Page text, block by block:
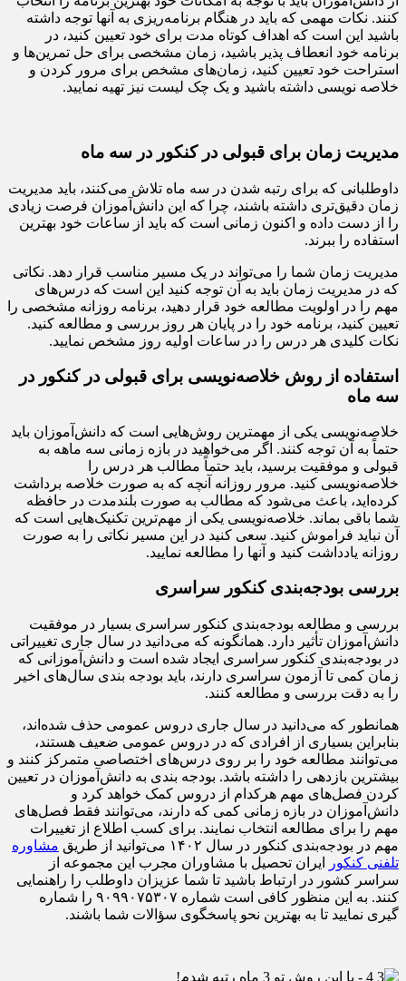
کنند. نکات مهمی که باید در هنگام برنامه‌ریزی به آنها توجه داشته
باشید این است که اهداف کوتاه مدت برای خود تعیین کنید، در
برنامه خود انعطاف پذیر باشید، زمان مشخصی برای حل تمرین‌ها و
استراحت خود تعیین کنید، زمان‌های مشخص برای مرور کردن و
خلاصه نویسی داشته باشید و یک چک لیست نیز تهیه نمایید.
مدیریت زمان برای قبولی در کنکور در سه ماه
داوطلبانی که برای رتبه شدن در سه ماه تلاش می‌کنند، باید مدیریت
زمان دقیق‌تری داشته باشند، چرا که این دانش‌آموزان فرصت زیادی
را از دست داده و اکنون زمانی است که باید از ساعات خود بهترین
استفاده را ببرند.
مدیریت زمان شما را می‌تواند در یک مسیر مناسب قرار دهد. نکاتی
که در مدیریت زمان باید به آن توجه کنید این است که درس‌های
مهم را در اولویت مطالعه خود قرار دهید، برنامه روزانه مشخصی را
تعیین کنید، برنامه خود را در پایان هر روز بررسی و مطالعه کنید.
نکات کلیدی هر درس را در ساعات اولیه روز مشخص نمایید.
استفاده از روش خلاصه‌نویسی برای قبولی در کنکور در
سه ماه
خلاصه‌نویسی یکی از مهمترین روش‌هایی است که دانش‌آموزان باید
حتماً به آن توجه کنند. اگر می‌خواهید در بازه زمانی سه ماهه به
قبولی و موفقیت برسید، باید حتماً مطالب هر درس را
خلاصه‌نویسی کنید. مرور روزانه آنچه که به صورت خلاصه برداشت
کرده‌اید، باعث می‌شود که مطالب به صورت بلندمدت در حافظه
شما باقی بماند. خلاصه‌نویسی یکی از مهم‌ترین تکنیک‌هایی است که
آن نباید فراموش کنید. سعی کنید در این مسیر نکاتی را به صورت
روزانه یادداشت کنید و آنها را مطالعه نمایید.
بررسی بودجه‌بندی کنکور سراسری
بررسی و مطالعه بودجه‌بندی کنکور سراسری بسیار در موفقیت
دانش‌آموزان تأثیر دارد. همانگونه که می‌دانید در سال جاری تغییراتی
در بودجه‌بندی کنکور سراسری ایجاد شده است و دانش‌آموزانی که
زمان کمی تا آزمون سراسری دارند، باید بودجه بندی سال‌های اخیر
را به دقت بررسی و مطالعه کنند.
همانطور که می‌دانید در سال جاری دروس عمومی حذف شده‌اند،
بنابراین بسیاری از افرادی که در دروس عمومی ضعیف هستند،
می‌توانند مطالعه خود را بر روی درس‌های اختصاصی متمرکز کنند و
بیشترین بازدهی را داشته باشد. بودجه بندی به دانش‌آموزان در تعیین
کردن فصل‌های مهم هرکدام از دروس کمک خواهد کرد و
دانش‌آموزان در بازه زمانی کمی که دارند، می‌توانند فقط فصل‌های
مهم را برای مطالعه انتخاب نمایند. برای کسب اطلاع از تغییرات
مهم در بودجه‌بندی کنکور در سال ۱۴۰۲ می‌توانید از طریق
مشاوره
تلفنی کنکور
ایران تحصیل با مشاوران مجرب این مجموعه از
سراسر کشور در ارتباط باشید تا شما عزیزان داوطلب را راهنمایی
کنند. به این منظور کافی است شماره ۹۰۹۹۰۷۵۳۰۷ را شماره
گیری نمایید تا به بهترین نحو پاسخگوی سؤالات شما باشند.